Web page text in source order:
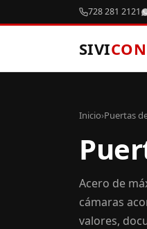
728 281 2121
SIVICON
Inicio›Puertas
Acero de
cámaras
valores,